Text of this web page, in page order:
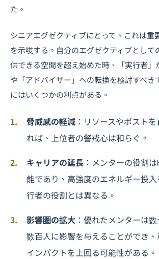
た。
シニアエグゼクティブにとって、これは重
を示唆する。自分のエグゼクティブとして
供できる空間を超え始めた時、「実行者」
や「アドバイザー」への転換を検討すべき
にはいくつかの利点がある。
脅威感の軽減 ：リソースやポスト
れば、上位者の警戒心は和らぐ。
キャリアの延長 ：メンターの役割
能であり、高強度のエネルギー投
行者の役割とは異なる。
影響圏の拡大 ：優れたメンターは
数百人に影響を与えることができ
インパクトを上回る可能性がある。